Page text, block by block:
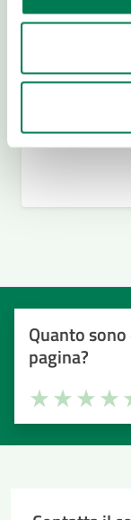
Quanto
pagina?
Valuta la chiarezza
Seleziona il
Valuta 3
Valuta 2
Valuta 1 stelle